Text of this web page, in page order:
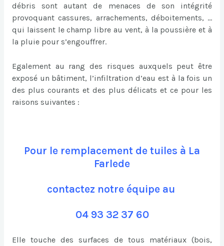
débris sont autant de menaces de son intégrité
provoquant cassures, arrachements, déboitements, …
qui laissent le champ libre au vent, à la poussière et à
la pluie pour s’engouffrer.
Egalement au rang des risques auxquels peut être
exposé un bâtiment, l’infiltration d’eau est à la fois un
des plus courants et des plus délicats et ce pour les
raisons suivantes :
Pour le remplacement de tuiles à La
Farlede
contactez notre équipe au
04 93 32 37 60
Elle touche des surfaces de tous matériaux (bois,